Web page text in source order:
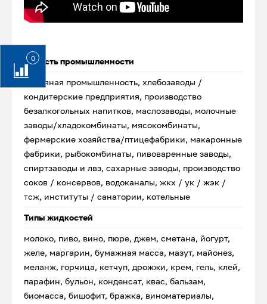
0
Область промышленности
нефтяная промышленность, хлебозаводы /
кондитерские предприятия, производство
безалкогольных напитков, маслозаводы, молочные
заводы/хладокомбинаты, мясокомбинаты,
фермерские хозяйства/птицефабрики, макаронные
фабрики, рыбокомбинаты, пивоваренные заводы,
спиртзаводы и лвз, сахарные заводы, производство
соков / консервов, водоканалы, жкх / ук / жэк /
тсж, институты / санатории, котельные
Типы жидкостей
молоко, пиво, вино, пюре, джем, сметана, йогурт,
желе, маргарин, бумажная масса, мазут, майонез,
меланж, горчица, кетчуп, дрожжи, крем, гель, клей,
парафин, бульон, конденсат, квас, бальзам,
биомасса, бишофит, бражка, виноматериалы,